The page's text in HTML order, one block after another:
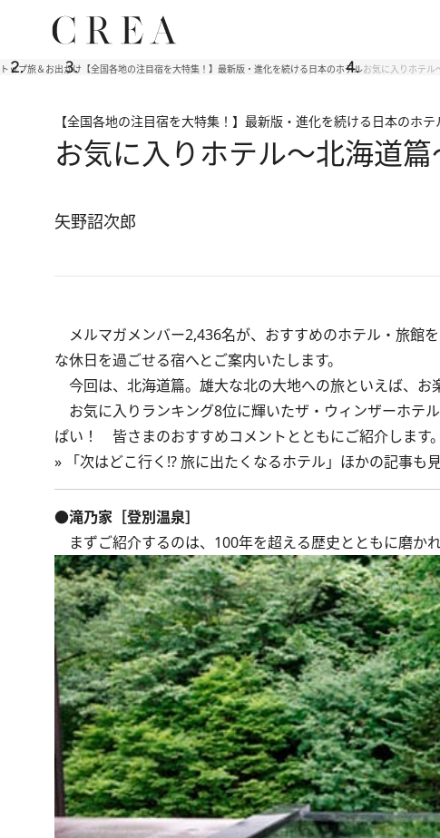
トップ旅＆お出かけ 【全国各地の注目宿を大特集！】最新版・進化を続ける日本のホテルお気に入りホテル
【全国各地の注目宿を大特集！】最新版・進化を続ける日本のホテ
お気に入りホテル～北海道
矢野詔次郎
メルマガメンバー2,436名が、おすすめのホテル・旅館
な休日を過ごせる宿へとご案内いたします。
今回は、北海道篇。雄大な北の大地への旅といえば、お
お気に入りランキング8位に輝いたザ・ウィンザーホテ
ぱい！ 皆さまのおすすめコメントとともにご紹介します。
»
「次はどこ行く!? 旅に出たくなるホテル」ほかの記事も
●滝乃家［登別温泉］
まずご紹介するのは、100年を超える歴史とともに磨か